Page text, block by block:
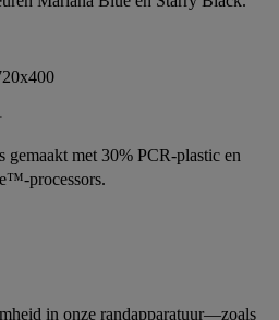
met 30% PCR-plastic en
processors.
in onze randapparatuur—zoals